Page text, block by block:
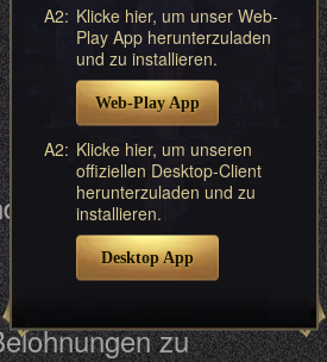
vom 16. bis zum
zu
A2: Klicke hier, um unser Web-
Play App herunterzuladen
und zu installieren.
Web-Play App
A2: Klicke hier, um unseren
offiziellen Desktop-Client
herunterzuladen und zu
installieren.
Desktop App